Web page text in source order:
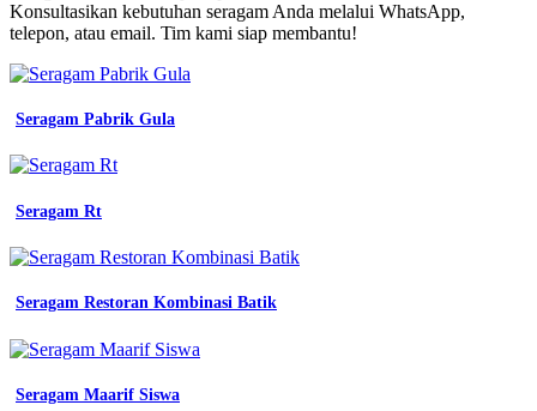
Orange
kerja
katalog
seragam
keren
dan
kekinian
sablon
jersey
seragam
kerja
wanita
modis
150
Konsultasikan kebutuhan seragam Anda melalui WhatsApp,
telepon, atau email. Tim kami siap membantu!
Seragam Pabrik Gula
Seragam Rt
Seragam Restoran Kombinasi Batik
Seragam Maarif Siswa